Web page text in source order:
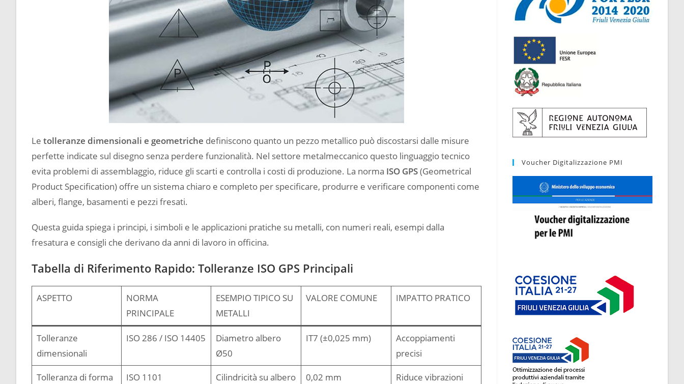
Le tolleranze dimensionali e geometriche definiscono quanto un pezzo metallico può discostarsi dalle misure
perfette indicate sul disegno senza perdere funzionalità. Nel settore metalmeccanico questo linguaggio tecnico
evita problemi di assemblaggio, riduce gli scarti e controlla i costi di produzione. La norma ISO GPS(Geometrical
Product Specification) offre un sistema chiaro e completo per specificare, produrre e verificare componenti come
alberi, flange, basamenti e pezzi fresati.
Questa guida spiega i principi, i simboli e le applicazioni pratiche su metalli, con numeri reali, esempi dalla
fresatura e consigli che derivano da anni di lavoro in officina.
Tabella di Riferimento Rapido: Tolleranze ISO GPS Principali
ASPETTO
NORMA
PRINCIPALE
ESEMPIO TIPICO SU
METALLI
VALORE COMUNE IMPATTO PRATICO
Tolleranze
dimensionali
ISO 286 / ISO 14405
Diametro albero
Ø50
IT7 (±0,025 mm)
Accoppiamenti
precisi
Tolleranza di forma ISO 1101
Cilindricità su albero
0,02 mm Riduce vibrazioni
Voucher Digitalizzazione PMI